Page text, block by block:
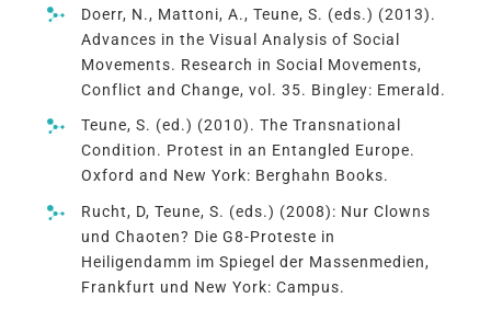
Doerr, N., Mattoni, A., Teune, S. (eds.) (2013).
Advances in the Visual Analysis of Social
Movements. Research in Social Movements,
Conflict and Change, vol. 35. Bingley: Emerald.
Teune, S. (ed.) (2010). The Transnational
Condition. Protest in an Entangled Europe.
Oxford and New York: Berghahn Books.
Rucht, D, Teune, S. (eds.) (2008): Nur Clowns
und Chaoten? Die G8-Proteste in
Heiligendamm im Spiegel der Massenmedien,
Frankfurt und New York: Campus.